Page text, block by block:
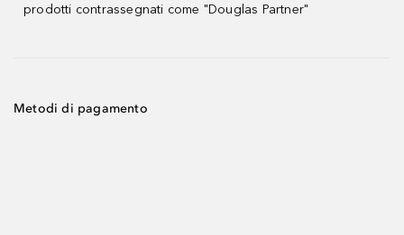
prodotti contrassegnati come "Douglas Partner"
Metodi di pagamento